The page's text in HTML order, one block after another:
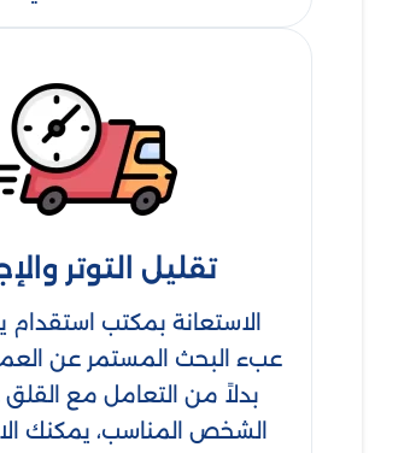
تقليل التوتر
الاستعانة بمكتب
عبء البحث المستمر عن
بدلاً من التعامل مع القلق
الشخص المناسب، يمكنك